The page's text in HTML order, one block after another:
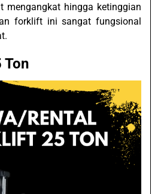
mengangkat hingga ketinggian
forklift ini sangat fungsional
Ton